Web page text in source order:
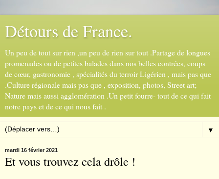
Détours de France.
Un peu de tout sur rien ,un peu de rien sur tout .Partage de longues
promenades ou de petites balades dans nos belles contrées, coups
de cœur, gastronomie , spécialités du terroir Ligérien , mais pas que
.Culture régionale mais pas que , exposition, photos, Street art;
Nature mais aussi agglomération .Un petit fourre- tout de ce qui fait
notre pays et de ce qui nous fait .
▼
mardi 16 février 2021
Et vous trouvez cela drôle !